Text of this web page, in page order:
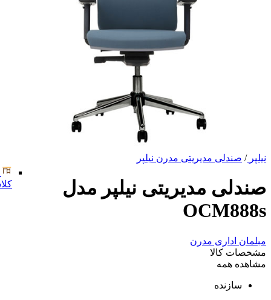
نیلپر / صندلی مدیریتی مدرن نیلپر
صندلی مدیریتی نیلپر مدل
OCM888s
مبلمان اداری مدرن
مشخصات کالا
مشاهده همه
سازنده